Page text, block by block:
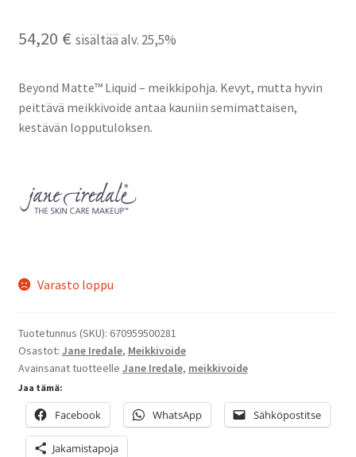
Kassa
Toimitusehdot
Oma tili
54,20 € sisältää alv. 25,5%
Beyond Matte™ Liquid – meikkipohja. Kevyt, mutta hyvin
peittävä meikkivoide antaa kauniin semimattaisen,
kestävän lopputuloksen.
Varasto loppu
Tuotetunnus (SKU): 670959500281
Osastot: Jane Iredale, Meikkivoide
Avainsanat tuotteelle Jane Iredale, meikkivoide
Jaa tämä:
Facebook WhatsApp Sähköpostitse
Jakamistapoja